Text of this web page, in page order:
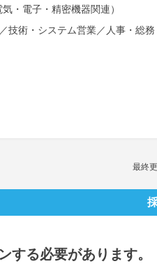
・電子・精密機器関連）
／技術・システム営業／ 人事・総
最終
する必要があります。